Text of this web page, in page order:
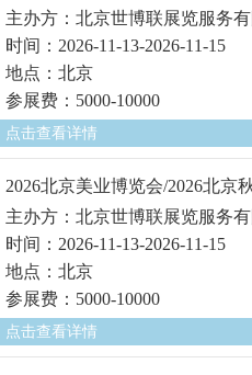
主办方：北京世博联展览服务有
时间：2026-11-13-2026-11-15
地点：北京
参展费：5000-10000
点击查看详情
2026北京美业博览会/2026北京
主办方：北京世博联展览服务有
时间：2026-11-13-2026-11-15
地点：北京
参展费：5000-10000
点击查看详情